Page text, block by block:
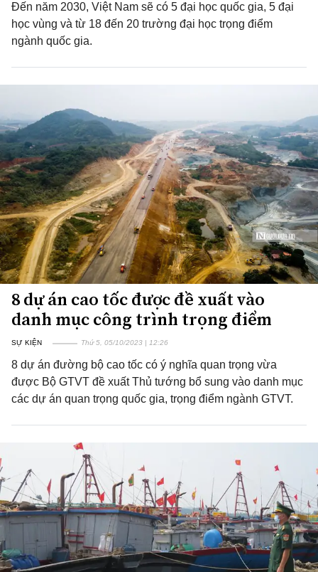
Đến năm 2030, Việt Nam sẽ có 5 đại học quốc gia, 5 đại
học vùng và từ 18 đến 20 trường đại học trọng điểm
ngành quốc gia.
8 dự án cao tốc được đề xuất vào
danh mục công trình trọng điểm
SỰ KIỆN Thứ 5, 05/10/2023 | 12:26
8 dự án đường bộ cao tốc có ý nghĩa quan trọng vừa
được Bộ GTVT đề xuất Thủ tướng bổ sung vào danh mục
các dự án quan trọng quốc gia, trọng điểm ngành GTVT.